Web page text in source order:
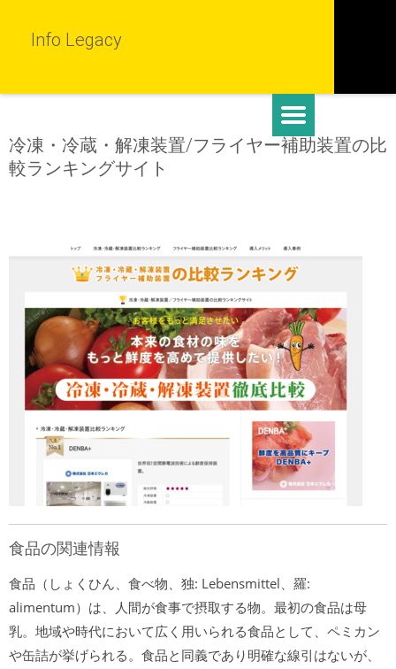
Info Legacy
冷凍・冷蔵・解凍装置/フライヤー補助装置の比
較ランキングサイト
食品の関連情報
食品（しょくひん、食べ物、独: Lebensmittel、羅:
alimentum）は、人間が食事で摂取する物。最初の食品は母
乳。地域や時代において広く用いられる食品として、ペミカン
や缶詰が挙げられる。食品と同義であり明確な線引はないが、